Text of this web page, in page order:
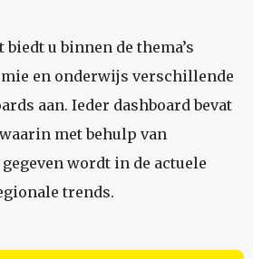
u binnen de thema’s
en onderwijs verschillende
aan. Ieder dashboard bevat
met behulp van
wordt in de actuele
trends.